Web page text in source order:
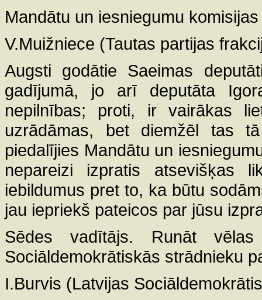
Mandātu un iesniegumu
V.Muižniece (Tautas partijas
Augsti godātie Saeimas
gadījumā, jo arī deputāta
nepilnības; proti, ir vairākas
uzrādāmas, bet diemžēl tas
piedalījies Mandātu un
nepareizi izpratis atsevišķas
iebildumus pret to, ka būtu
jau iepriekš pateicos par jūsu
Sēdes vadītājs. Runāt
Sociāldemokrātiskās strādnieku
I.Burvis (Latvijas